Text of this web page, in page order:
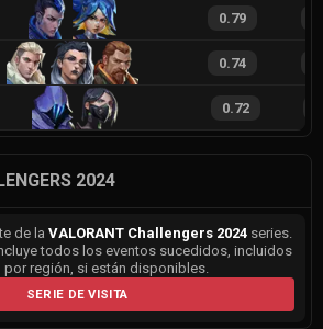
0.79
0.74
0.72
2024
de la VALORANT Challengers 2024 series.
todos los eventos sucedidos, incluidos
por región, si están disponibles.
SERIE DE VISITA